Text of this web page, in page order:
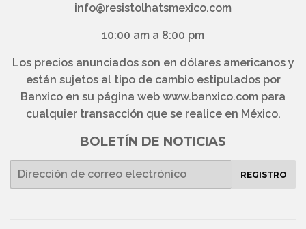
info@resistolhatsmexico.com
10:00 am a 8:00 pm
Los precios anunciados son en dólares americanos y
están sujetos al tipo de cambio estipulados por
Banxico en su página web www.banxico.com para
cualquier transacción que se realice en México.
BOLETÍN DE NOTICIAS
E-
REGISTRO